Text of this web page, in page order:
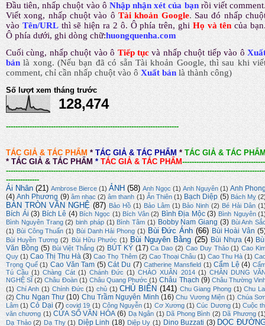
Đầu tiên, nhấp chuột vào ô Nhập nhận xét của bạn rồi viết comment
Viết xong, nhấp chuột vào ô Tài khoản Google. Sau đó nhấp
vào Tên/URL thì sẽ hiện ra 2 ô. Ô phía trên, ghi Họ và tên của
Ô phía dưới, ghi dòng chữ:huongquenha.com
Cuối cùng, nhấp chuột vào ô Tiếp tục và nhấp chuột tiếp vào ô
bản là xong.(Nếu bạn đã có sẵn Tài khoản Google, thì sau khi
comment, chỉ cần nhấp chuột vào ô Xuất bản là thành công)
Số lượt xem tháng trước
128,474
-------------------------------------------------------------------------
TÁC GIẢ & TÁC PHẨM * TÁC GIẢ & TÁC PHẨM * TÁC GIẢ & TÁC
* TÁC GIẢ & TÁC PHẨM * TÁC GIẢ & TÁC PHẨM-----------------------------------
--------------
Ái Nhân (21) Ambrose Bierce (1) ẢNH (58) Anh Ngọc (1) Anh Nguyên (1) Anh
(4) Anh Phương (9) âm nhạc (2) âm thanh (1) Ân Thiên (1) Bạch Diệp (5) Bách Mỵ
BÀN TRÒN VĂN NGHỆ (87) Bảo Hồ (1) Bảo Lâm (1) Bảo Ninh (2) Bé Hải Dân
Bích Ái (3) Bích Lê (4) Bích Ngọc (1) Bích Vân (2) Bình Địa Mộc (3) Bình Nguyên
Bình Nguyên Trang (2) binh pháp (1) Bình Tâm (1) Bobby Nam Giang (3) Bùi Anh
(1) Bùi Công Thuấn (1) Bùi Danh Hải Phong (1) Bùi Đức Ánh (66) Bùi Hoài Vân
Bùi Huyền Tương (2) Bùi Hữu Phước (1) Bùi Nguyên Bằng (25) Bùi Nhựa (4)
Văn Bồng (5) Bùi Việt Thắng (2) BÚT KÝ (17) Ca Dao (2) Cao Duy Thảo (1) Cao
Quy (1) Cao Thị Thu Hà (3) Cao Thọ Thêm (2) Cao Thoại Châu (1) Cao Thu Hà (1)
Trọng Quế (1) Cao Văn Tam (5) Cát Du (7) Catherine Mansfield (1) Cẩm Lệ (4)
Tú Cầu (1) Chàng Cát (1) Chánh Đức (1) CHÀO XUÂN 2014 (1) CHÂN DUNG
NGHỆ SĨ (2) Châu Đoàn (1) Châu Quang Phước (1) Châu Thạch (9) Châu Thường
(1) Chí Anh (1) Chính Đức (1) chủ (1) CHỦ BIÊN (141) Chu Giang Phong (1) Chu
(2) Chu Ngạn Thư (10) Chu Trầm Nguyên Minh (16) Chu Vương Miện (1) Chúa
Lâm (1) Cỏ Dại (7) covid 19 (1) Công Nguyễn (1) Cơ Xương (1) Cúc Dương (1) Cuộc
văn chương (1) CỬA SỔ VĂN HÓA (6) Dạ Ngân (1) Dã Phong Bình (2) Dã Phương
Dạ Thảo (2) Dạ Thy (1) Diệp Linh (18) Diệp Uy (1) Dino Buzzati (3) DỌC